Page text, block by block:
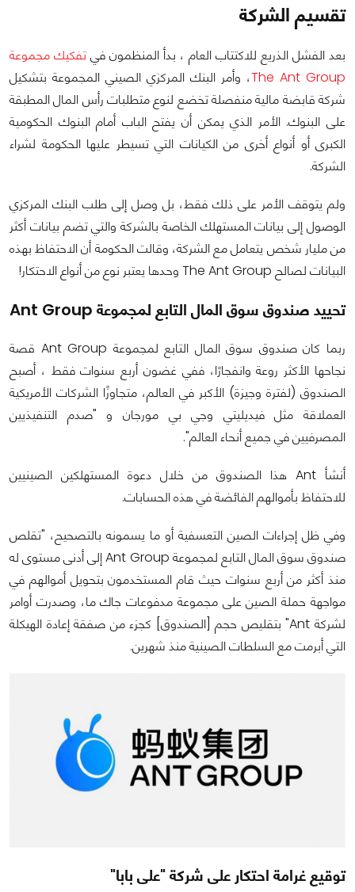
تقسيم الشركة
بعد الفشل الذريع للاكتتاب العام ، بدأ المنظمون في تفكيك مجموعة
The Ant Group، وأمر البنك المركزي الصيني المجموعة بتشكيل
شركة قابضة مالية منفصلة تخضع لنوع متطلبات رأس المال المطبقة
على البنوك. الأمر الذي يمكن أن يفتح الباب أمام البنوك الحكومية
الكبرى أو أنواع أخرى من الكيانات التي تسيطر عليها الحكومة لشراء
الشركة.
ولم يتوقف الأمر على ذلك فقط، بل وصل إلى طلب البنك المركزي
الوصول إلى بيانات المستهلك الخاصة بالشركة والتي تضم بيانات أكثر
من مليار شخص يتعامل مع الشركة، وقالت الحكومة أن الاحتفاظ بهذه
البيانات لصالح The Ant Group وحدها يعتبر نوع من أنواع الاحتكار!
تحييد صندوق سوق المال التابع لمجموعة Ant Group
ربما كان صندوق سوق المال التابع لمجموعة Ant Group قصة
نجاحها الأكثر روعة وانفجارًا، ففي غضون أربع سنوات فقط ، أصبح
الصندوق (لفترة وجيزة) الأكبر في العالم، متجاوزًا الشركات الأمريكية
العملاقة مثل فيديليتي وجي بي مورجان و "صدم التنفيذيين
المصرفيين في جميع أنحاء العالم".
أنشأ Ant هذا الصندوق من خلال دعوة المستهلكين الصينيين
للاحتفاظ بأموالهم الفائضة في هذه الحسابات.
وفي ظل إجراءات الصين التعسفية أو ما يسمونه بالتصحيح، "تقلص
صندوق سوق المال التابع لمجموعة Ant Group إلى أدنى مستوى له
منذ أكثر من أربع سنوات حيث قام المستخدمون بتحويل أموالهم في
مواجهة حملة الصين على مجموعة مدفوعات جاك ما، وصدرت أوامر
لشركة Ant" بتقليص حجم [الصندوق] كجزء من صفقة إعادة الهيكلة
التي أبرمت مع السلطات الصينية منذ شهرين.
توقيع غرامة احتكار على شركة "على بابا"